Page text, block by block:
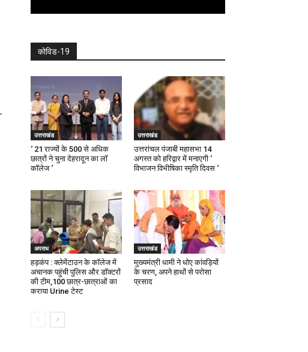
कोविड-19
उत्तराखंड
‘ 21 राज्यों के 500 से अधिक
छात्रों ने चुना देहरादून का लाॅ
काॅलेज ‘
उत्तराखंड
उत्तरांचल पंजाबी महासभा 14
अगस्त को हरिद्वार में मनाएगी ‘
विभाजन विभीषिका स्मृति दिवस ‘
अपराध
हड़कंप : क्लेमेंटाउन के कॉलेज में
अचानक पहुंची पुलिस और डॉक्टरों
की टीम,100 छात्र-छात्राओं का
कराया Urine टेस्ट
उत्तराखंड
मुख्यमंत्री धामी ने धोए कांवड़ियों
के चरण, अपने हाथों से परोसा
प्रसाद